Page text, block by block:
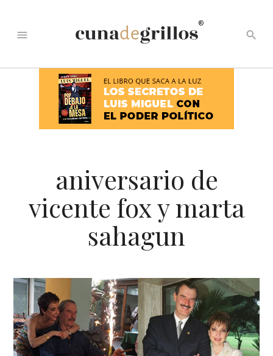
menu
®
search
aniversario de
vicente fox y marta
sahagun